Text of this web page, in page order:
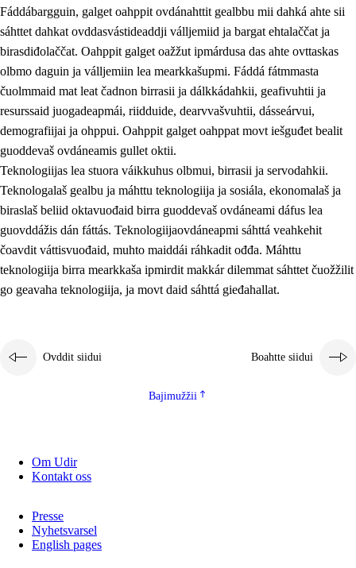
2.1 Sosiála oahppan ja ovdáneapmi
2.2 Gealbu fágain
2.3 Vuođđogálggat
2.4 Oahppat oahppat
Fágaidrasttideaddji fáttát
2.5 Fágaidrasttideaddji fáttát
2.5.1 Álbmotdearvvašvuohta ja eallimis birget
2.5.2 Demokratiija ja mielborgárvuohta
2.5.3 Guoddevaš ovdáneapmi
Fáddábargguin, galget oahppit ovdánahttit gealbbu mii dahká ahte sii
sáhttet dahkat ovddasvástideaddji válljemiid ja bargat ehtalaččat ja
birasdiđolaččat. Oahppit galget oažžut ipmárdusa das ahte ovttaskas
olbmo daguin ja válljemiin lea mearkkašupmi. Fáddá fátmmasta
čuolmmaid mat leat čadnon birrasii ja dálkkádahkii, geafivuhtii ja
resurssaid juogadeapmái, riidduide, dearvvašvuhtii, dásseárvui,
demografiijai ja ohppui. Oahppit galget oahppat movt iešguđet bealit
guoddevaš ovdáneamis gullet oktii.
Teknologiijas lea stuora váikkuhus olbmui, birrasii ja servodahkii.
Teknologalaš gealbu ja máhttu teknologiija ja sosiála, ekonomalaš ja
biraslaš beliid oktavuođaid birra guoddevaš ovdáneami dáfus lea
guovddážis dán fáttás. Teknologiijaovdáneapmi sáhttá veahkehit
čoavdit váttisvuođaid, muhto maiddái ráhkadit ođđa. Máhttu
teknologiija birra mearkkaša ipmirdit makkár dilemmat sáhttet čuožžilit
go geavaha teknologiija, ja movt daid sáhttá gieđahallat.
Ovddit siidui Boahtte siidui
Bajimužžii
Om Udir
Kontakt oss
Presse
Nyhetsvarsel
English pages